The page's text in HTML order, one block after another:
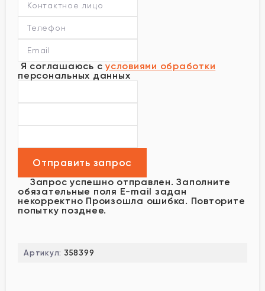
Я соглашаюсь с условиями обработки
персональных данных
Запрос успешно отправлен. Заполните
обязательные поля E-mail задан
некорректно Произошла ошибка. Повторите
попытку позднее.
Артикул: 358399